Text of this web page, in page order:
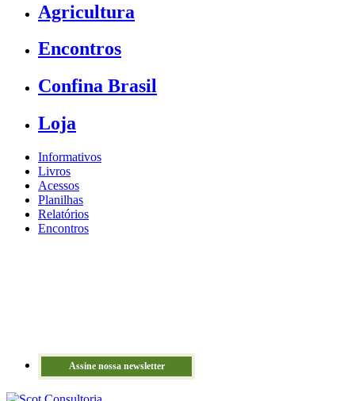
Agricultura
Encontros
Confina Brasil
Loja
Informativos
Livros
Acessos
Planilhas
Relatórios
Encontros
Assine nossa newsletter